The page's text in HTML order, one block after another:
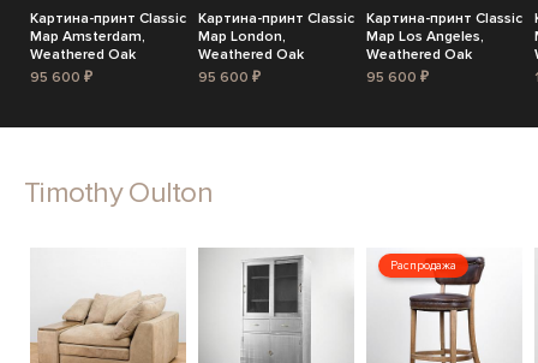
Картина-принт Classic
Map Amsterdam,
Weathered Oak
95 600 ₽
Картина-принт Classic
Map London,
Weathered Oak
95 600 ₽
Картина-принт Classic
Map Los Angeles,
Weathered Oak
95 600 ₽
Timothy Oulton
Распродажа